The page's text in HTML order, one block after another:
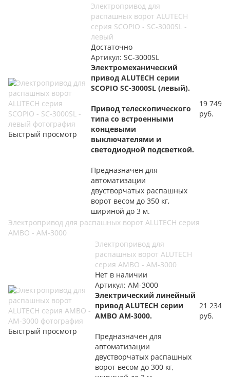
Быстрый просмотр
Электропривод для
распашных ворот ALUTECH
серия SCOPIO - SC-3000SL -
левый
Достаточно
Артикул: SC-3000SL
Электромеханический
привод ALUTECH серии
SCOPIO SC-3000SL (левый).
Привод телескопического
типа со встроенными
концевыми
выключателями и
светодиодной подсветкой.
Предназначен для
автоматизации
двустворчатых распашных
ворот весом до 350 кг,
шириной до 3 м.
19 749
руб.
Электропривод для распашных ворот ALUTECH серия
AMBO - AM-3000
Быстрый просмотр
Электропривод для
распашных ворот ALUTECH
серия AMBO - AM-3000
Нет в наличии
Артикул: AM-3000
Электрический линейный
привод ALUTECH серии
AMBO AM-3000.
Предназначен для
автоматизации
двустворчатых распашных
ворот весом до 300 кг,
21 234
руб.